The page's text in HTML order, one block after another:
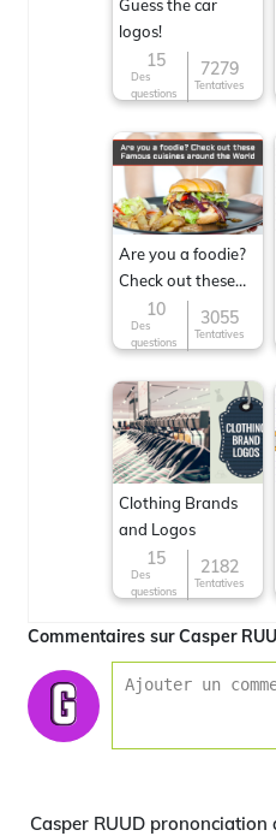
Guess the car
logos!
15
Des
questions
7279
Tentatives
Are you a foodie?
Check out these
Famous cuisines
around the World
10
Des
questions
3055
Tentatives
Clothing Brands
and Logos
15
Des
questions
2182
Tentatives
Commentaires sur Casper
Casper RUUD prononciation